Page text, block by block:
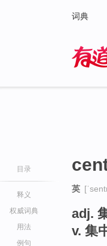
词典
目录
释义
权威词典
用法
例句
英
adj.
v. 集